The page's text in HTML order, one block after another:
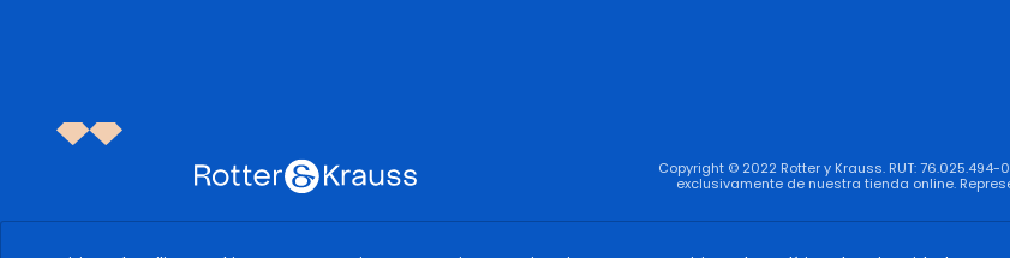
Copyright © 2022 Rotter y Krauss. RUT:
exclusivamente de nuestra tienda online.